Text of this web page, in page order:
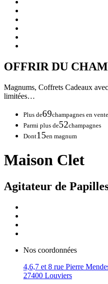
OFFRIR DU
Magnums, Coffrets Cadeaux
limitées…
Plus de69champagnes en vente
Parmi plus de52champagnes
Dont15en magnum
Maison Clet
Agitateur de
Nos coordonnées
4,6,7 et 8 rue Pierre
27400 Louviers